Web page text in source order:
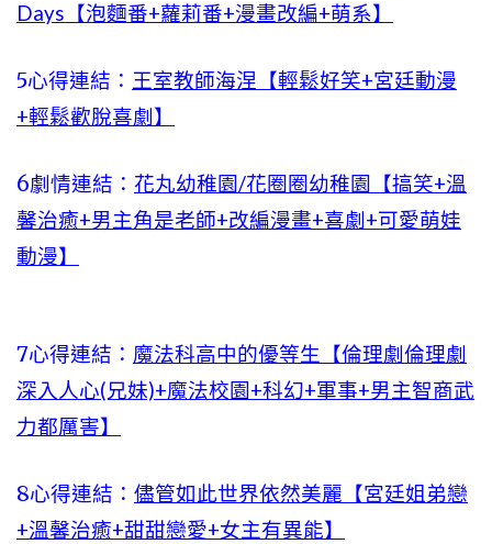
Days【泡麵番+蘿莉番+漫畫改編+萌系】
5心得連結： 王室教師海涅【輕鬆好笑+宮廷動漫
+輕鬆歡脫喜劇】
6劇情連結： 花丸幼稚園/花圈圈幼稚園【搞笑+溫
馨治癒+男主角是老師+改編漫畫+喜劇+可愛萌娃
動漫】
7心得連結： 魔法科高中的優等生【倫理劇倫理劇
深入人心(兄妹)+魔法校園+科幻+軍事+男主智商武
力都厲害】
8心得連結： 儘管如此世界依然美麗【宮廷姐弟戀
+溫馨治癒+甜甜戀愛+女主有異能】